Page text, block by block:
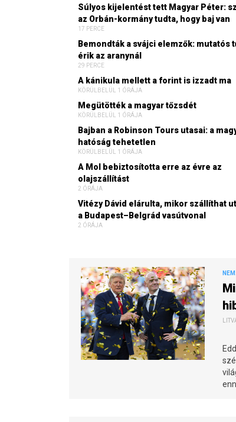
Súlyos kijelentést tett Magyar Péter:
az Orbán-kormány tudta, hogy baj van
17 PERCE
Bemondták a svájci elemzők: mutatós
érik az aranynál
29 PERCE
A kánikula mellett a forint is izzadt ma
KÖRÜLBELÜL 1 ÓRÁJA
Megütötték a magyar tőzsdét
KÖRÜLBELÜL 1 ÓRÁJA
Bajban a Robinson Tours utasai: a
hatóság tehetetlen
KÖRÜLBELÜL 1 ÓRÁJA
A Mol bebiztosította erre az évre az
olajszállítást
2 ÓRÁJA
Vitézy Dávid elárulta, mikor szállíthat
a Budapest–Belgrád vasútvonal
2 ÓRÁJA